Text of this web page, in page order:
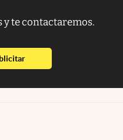
y te contactaremos.
abre en nueva pestaña